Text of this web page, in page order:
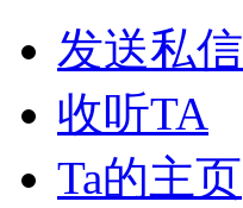
发送私信
收听TA
Ta的主页